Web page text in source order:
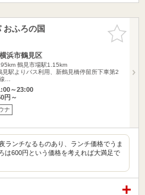
お気に入
りに追加
おふろの国
浜市鶴見区
鶴見市場駅1.15km
見駅よりバス利用、新鶴見橋停留所下車第2
…
～23:00
円～
ナ
ランチなるものあり、ランチ価格でうま
は600円という価格を考えれば大満足で